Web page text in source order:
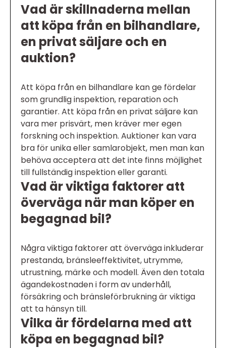
Vad är skillnaderna mellan
att köpa från en bilhandlare,
en privat säljare och en
auktion?
Att köpa från en bilhandlare kan ge fördelar
som grundlig inspektion, reparation och
garantier. Att köpa från en privat säljare kan
vara mer prisvärt, men kräver mer egen
forskning och inspektion. Auktioner kan vara
bra för unika eller samlarobjekt, men man kan
behöva acceptera att det inte finns möjlighet
till fullständig inspektion eller garanti.
Vad är viktiga faktorer att
överväga när man köper en
begagnad bil?
Några viktiga faktorer att överväga inkluderar
prestanda, bränsleeffektivitet, utrymme,
utrustning, märke och modell. Även den totala
ägandekostnaden i form av underhåll,
försäkring och bränsleförbrukning är viktiga
att ta hänsyn till.
Vilka är fördelarna med att
köpa en begagnad bil?